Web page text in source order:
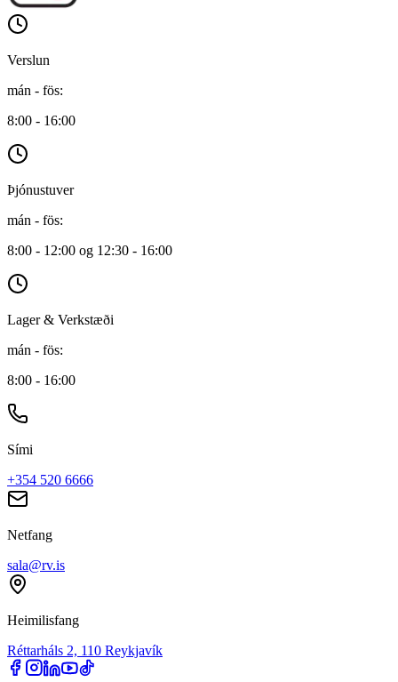
Verslun
mán - fös:
8:00 - 16:00
Þjónustuver
mán - fös:
8:00 - 12:00 og 12:30 - 16:00
Lager & Verkstæði
mán - fös:
8:00 - 16:00
Sími
+354 520 6666
Netfang
sala@rv.is
Heimilisfang
Réttarháls 2, 110 Reykjavík